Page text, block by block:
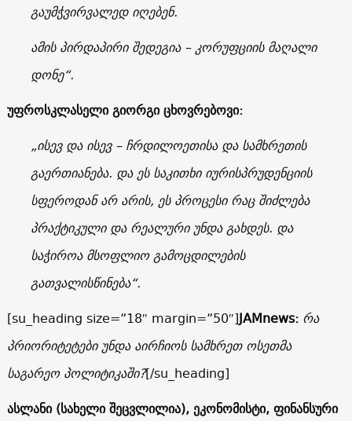
გაუმჭვირვალედ იღებენ.
ამის პირდაპირი შედეგია – კორუფციის მაღალი
დონე“.
უფროსკლასელი გიორგი ცხოვრებოვი:
„ისევ და ისევ – ჩრდილოეთისა და სამხრეთის
გაერთიანება. და ეს საკითხი იურისპრუდენციის
სფეროდან არ არის, ეს პროცესი რაც შიძლება
პრაქტიკული და რეალური უნდა გახდეს. და
საჭიროა მსოფლიო გამოცდილების
გათვალისწინება“.
[su_heading size=”18″ margin=”50″]JAMnews: რა
პრიორიტეტები უნდა აირჩიოს სამხრეთ ოსეთმა
საგარეო პოლიტიკაში?[/su_heading]
ასლანი(სახელი შეცვლილია),ეკონომისტი,ფინანსური